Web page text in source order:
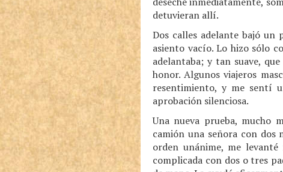
detuvieran allí.
Dos calles adelante bajó un
asiento vacío. Lo hizo sólo
adelantaba; y tan suave,
honor. Algunos viajeros
resentimiento, y me sentí
aprobación silenciosa.
Una nueva prueba, mucho
camión una señora con dos
orden unánime, me
complicada con dos o tres